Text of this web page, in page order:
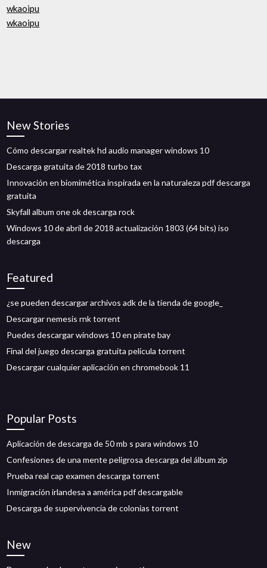
wkaoipu
wkaoipu
New Stories
Cómo descargar realtek hd audio manager windows 10
Descarga gratuita de 2018 turbo tax
Innovación en biomimética inspirada en la naturaleza pdf descarga
gratuita
Skyfall album one ok descarga rock
Windows 10 de abril de 2018 actualización 1803 (64 bits) iso
descarga
Featured
¿se pueden descargar archivos adk de la tienda de google_
Descargar nemesis rnk torrent
Puedes descargar windows 10 en pirate bay
Final del juego descarga gratuita película torrent
Descargar cualquier aplicación en chromebook 11
Popular Posts
Aplicación de descarga de 50 mb s para windows 10
Confesiones de una mente peligrosa descarga del álbum zip
Prueba real cap examen descarga torrent
Inmigración irlandesa a américa pdf descargable
Descarga de supervivencia de colonias torrent
New